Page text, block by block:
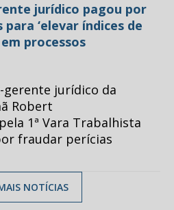
jurídico pagou por
‘elevar índices de
em processos
jurídico da
Robert
1ª Vara Trabalhista
fraudar perícias
NOTÍCIAS